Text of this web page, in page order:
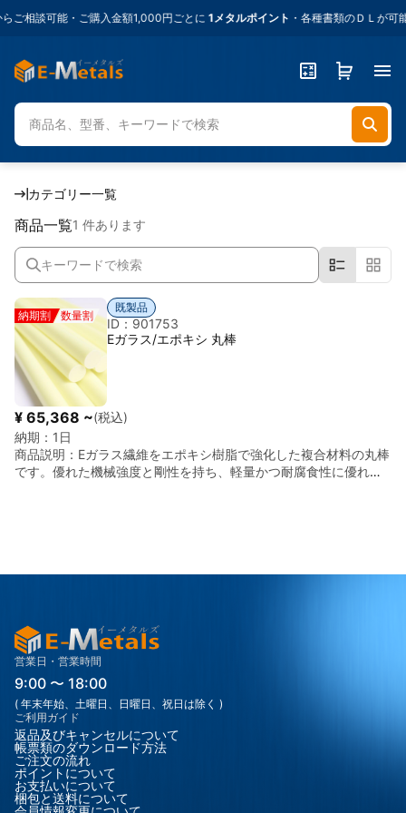
ご相談可能・ご購入金額1,000円ごとに1メタルポイント ・各種書類のＤＬが可
カテゴリー一覧
商品一覧1 件あります
納期割 数量割
既製品
ID：901753
Eガラス/エポキシ 丸棒
¥ 65,368 ~(税込)
納期： 1日
商品説明： Eガラス繊維をエポキシ樹脂で強化した複合材料の丸棒
です。優れた機械強度と剛性を持ち、軽量かつ耐腐食性に優れて
脂（FRP） ■ 比重（密度） 約1.8–2.0 g/cm³（含有ガラス繊維量
営業日・営業時間
9:00 〜 18:00
( 年末年始、土曜日、日曜日、祝日は除く )
ご利用ガイド
返品及びキャンセルについて
帳票類のダウンロード方法
ご注文の流れ
ポイントについて
お支払いについて
梱包と送料について